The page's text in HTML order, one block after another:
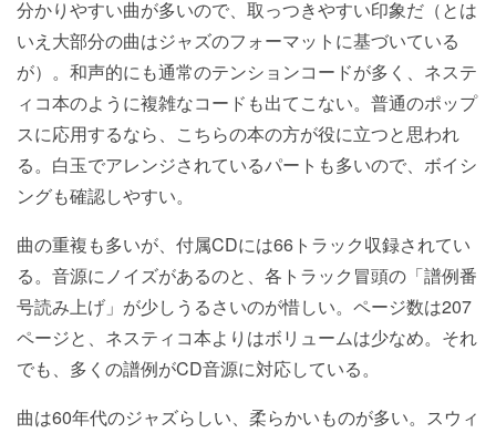
分かりやすい曲が多いので、取っつきやすい印象だ（とは
いえ大部分の曲はジャズのフォーマットに基づいている
が）。和声的にも通常のテンションコードが多く、ネステ
ィコ本のように複雑なコードも出てこない。普通のポップ
スに応用するなら、こちらの本の方が役に立つと思われ
る。白玉でアレンジされているパートも多いので、ボイシ
ングも確認しやすい。
曲の重複も多いが、付属CDには66トラック収録されてい
る。音源にノイズがあるのと、各トラック冒頭の「譜例番
号読み上げ」が少しうるさいのが惜しい。ページ数は207
ページと、ネスティコ本よりはボリュームは少なめ。それ
でも、多くの譜例がCD音源に対応している。
曲は60年代のジャズらしい、柔らかいものが多い。スウィ